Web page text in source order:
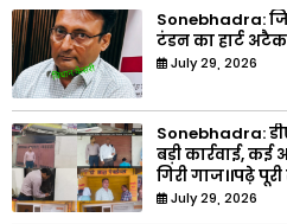
Sonebhadra:
टंडन का हार्ट
July 29, 2026
Sonebhadra:
बड़ी कार्रवाई, कई
गिरी गाज।।पढ़े
July 29, 2026